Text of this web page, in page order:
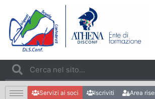
Servizi ai soci Iscriviti Area